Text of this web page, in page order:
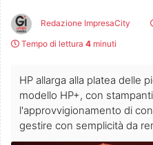
Redazione ImpresaCity
Tempo di lettura 4 minuti
HP allarga alla platea delle
modello HP+, con
l'approvvigionamento di
gestire con semplicità da